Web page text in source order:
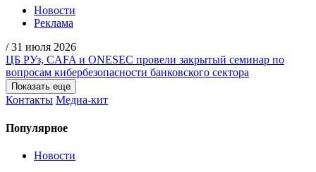
Новости
Реклама
/ 31 июля 2026
ЦБ РУз, CAFA и ONESEC провели закрытый семинар по
вопросам кибербезопасности банковского сектора
Показать еще
Контакты Медиа-кит
Популярное
Новости